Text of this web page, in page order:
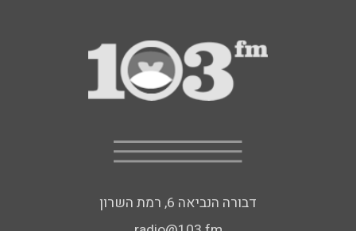
דבורה הנביאה 6, רמת השרון